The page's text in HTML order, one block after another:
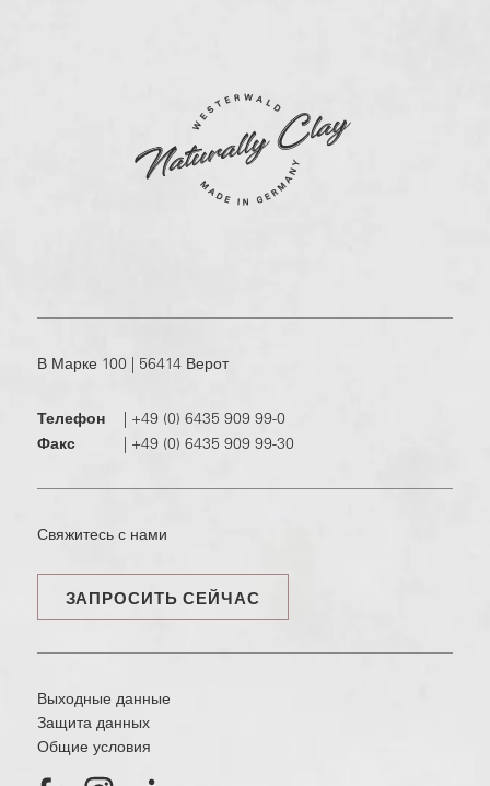
В Марке 100 | 56414 Верот
Телефон | +49 (0) 6435 909 99-0
Факс
| +49 (0) 6435 909 99-30
Свяжитесь с нами
ЗАПРОСИТЬ СЕЙЧАС
Выходные данные
Защита данных
Общие условия